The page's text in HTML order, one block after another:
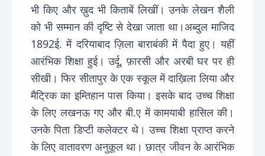
भी किए और ख़ुद भी किताबें लिखीं। उनके लेखन शैली
को भी सम्मान की दृष्टि से देखा जाता था।अब्दुल माजिद
1892ई. में दरियाबाद ज़िला बाराबंकी में पैदा हुए। यहीं
आरंभिक शिक्षा हुई। उर्दू, फ़ारसी और अरबी घर पर ही
सीखी। फिर सीतापुर के एक स्कूल में दाख़िला लिया और
मैट्रिक का इम्तिहान पास किया। इसके बाद उच्च शिक्षा
के लिए लखनऊ गए और बी.ए में कामयाबी हासिल की।
उनके पिता डिप्टी कलेक्टर थे। उच्च शिक्षा प्राप्त करने
के लिए वातावरण अनुकूल था। छात्र जीवन के आरंभिक